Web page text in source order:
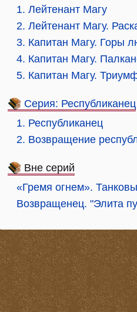
1. Лейтенант Магу
2. Лейтенант Магу.
3. Капитан Магу. Горы
4. Капитан Магу.
5. Капитан Магу.
Серия: Республиканец
1. Республиканец
2. Возвращение
Вне серий
«Гремя огнем».
Возвращенец. "Элита